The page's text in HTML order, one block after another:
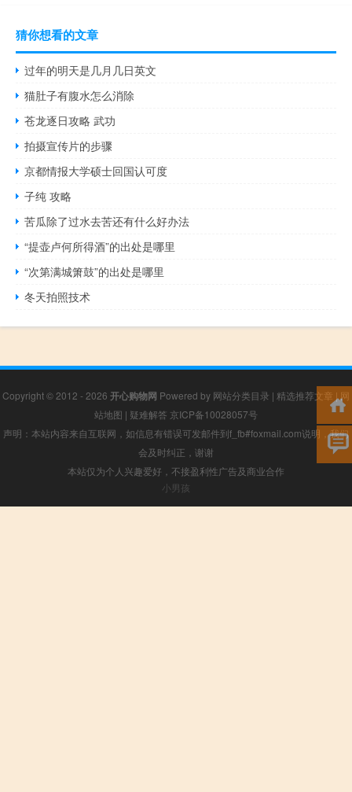
猜你想看的文章
过年的明天是几月几日英文
猫肚子有腹水怎么消除
苍龙逐日攻略 武功
拍摄宣传片的步骤
京都情报大学硕士回国认可度
子纯 攻略
苦瓜除了过水去苦还有什么好办法
“提壶卢何所得酒”的出处是哪里
“次第满城箫鼓”的出处是哪里
冬天拍照技术
Copyright © 2012 - 2026 开心购物网 Powered by 网站分类目录 | 精选推荐文章 |网
站地图 | 疑难解答 京ICP备10028057号
声明：本站内容来自互联网，如信息有错误可发邮件到f_fb#foxmail.com说明，我们
会及时纠正，谢谢
本站仅为个人兴趣爱好，不接盈利性广告及商业合作
小男孩